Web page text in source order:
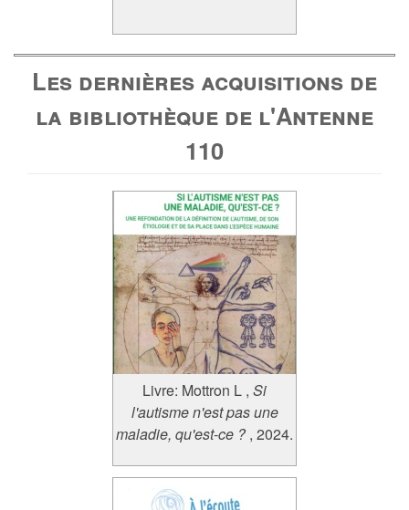
Les dernières acquisitions de
la bibliothèque de l'Antenne
110
Livre: Mottron L , Si
l'autisme n'est pas une
maladie, qu'est-ce ? , 2024.